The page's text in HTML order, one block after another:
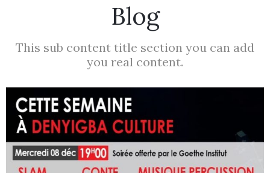
Blog
This sub content title section you can add
you real content.